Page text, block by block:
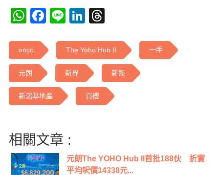
WhatsApp
Facebook
LineLinkedIn
oncc The Yoho Hub II 一手
元朗 新界 新盤
新鴻基地產 買樓
相關文章 :
元朗The YOHO Hub II首批188伙 折實
平均呎價14338元...